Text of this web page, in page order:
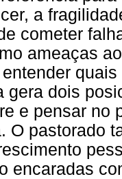
a
cometer
ameaças
gera dois
e pensar no
O pastorado
encaradas